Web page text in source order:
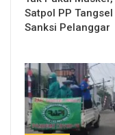
Satpol PP Tangsel
Sanksi Pelanggar